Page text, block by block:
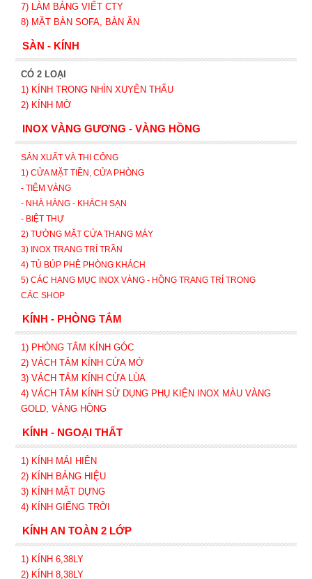
7) LÀM BẢNG VIẾT CTY
8) MẶT BÀN SOFA, BÀN ĂN
SÀN - KÍNH
CÓ 2 LOẠI
1) KÍNH TRONG NHÌN XUYÊN THẤU
2) KÍNH MỜ
INOX VÀNG GƯƠNG - VÀNG HỒNG
SẢN XUẤT VÀ THI CÔNG
1) CỬA MẶT TIỀN, CỬA PHÒNG
- TIỆM VÀNG
- NHÀ HÀNG - KHÁCH SẠN
- BIỆT THỰ
2) TƯỜNG MẶT CỬA THANG MÁY
3) INOX TRANG TRÍ TRẦN
4) TỦ BÚP PHÊ PHÒNG KHÁCH
5) CÁC HẠNG MỤC INOX VÀNG - HỒNG TRANG TRÍ TRONG
CÁC SHOP
KÍNH - PHÒNG TẮM
1) PHÒNG TẮM KÍNH GÓC
2) VÁCH TẮM KÍNH CỬA MỞ
3) VÁCH TẮM KÍNH CỬA LÙA
4) VÁCH TẮM KÍNH SỬ DỤNG PHỤ KIỆN INOX MÀU VÀNG
GOLD, VÀNG HỒNG
KÍNH - NGOẠI THẤT
1) KÍNH MÁI HIÊN
2) KÍNH BẢNG HIỆU
3) KÍNH MẶT DỰNG
4) KÍNH GIẾNG TRỜI
KÍNH AN TOÀN 2 LỚP
1) KÍNH 6,38LY
2) KÍNH 8,38LY